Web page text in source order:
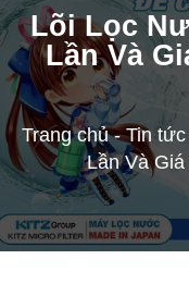
Lõi Lọc
Lần Và
Trang chủ-Tin tức
Lần Và